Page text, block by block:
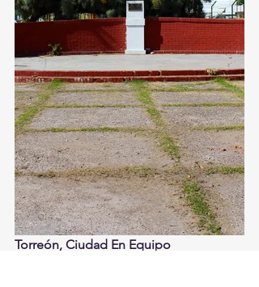
Torreón, Ciudad En Equipo